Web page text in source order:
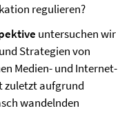
regulieren?
untersuchen wir
Strategien von
Medien- und Internet-
zuletzt aufgrund
wandelnden